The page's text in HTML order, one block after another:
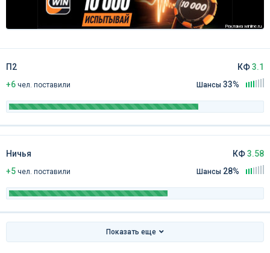
Реклама winline.ru
П2
+6 чел. поставили
КФ3.1
Шансы 33%
Ничья
+5 чел. поставили
КФ3.58
Шансы 28%
Показать еще